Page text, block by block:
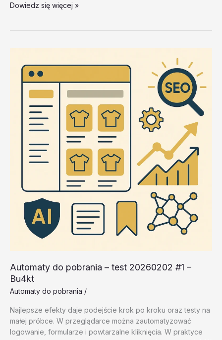
Automaty
test
Dowiedz się więcej »
Automaty do pobrania – test 20260202 #1 –
Bu4kt
Automaty do pobrania /
Najlepsze efekty daje podejście krok po kroku oraz testy na
małej próbce. W przeglądarce można zautomatyzować
logowanie, formularze i powtarzalne kliknięcia. W praktyce